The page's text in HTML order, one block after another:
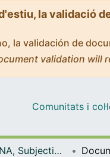
la validació
la validación de
validation will
Comunitats i
Grup ESBRINA, Subjectivitats i Entorns Educatius Contemporanis